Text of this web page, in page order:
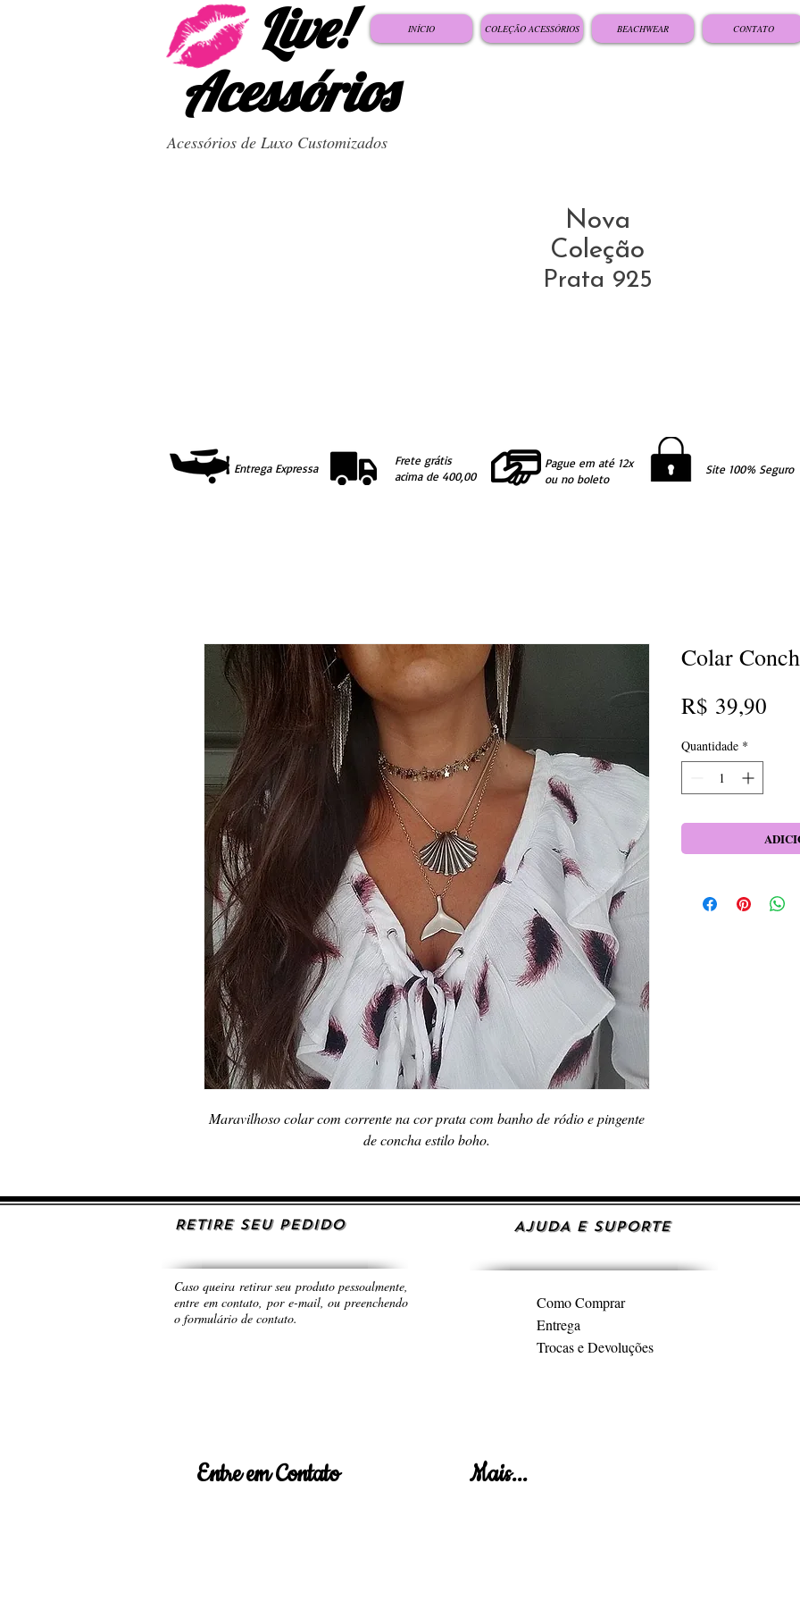
Live!
Acessórios
INÍCIO COLEÇÃO ACESSÓRIOS BEACHWEAR CONTATO
Acessórios de Luxo Customizados
Nova
Coleção
Prata 925
Entrega Expressa
Frete grátis
acima de 400,00
Pague em até 12x
ou no boleto
Site 100% Seguro
Maravilhoso colar com corrente na cor prata com banho de ródio e pingente
de concha estilo boho.
Colar
R$ 39,90
Quantidade *
RETIRE SEU PEDIDO
Caso queira retirar seu produto pessoalmente,
entre em contato, por e-mail, ou preenchendo
o formulário de contato.
AJUDA E SUPORTE
Como Comprar
Entrega
Trocas e Devoluções
Entre em Contato Mais...